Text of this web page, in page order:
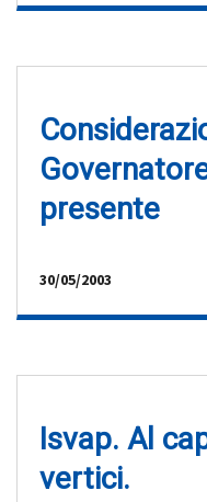
presente
30/05/2003
Isvap. Al
vertici.